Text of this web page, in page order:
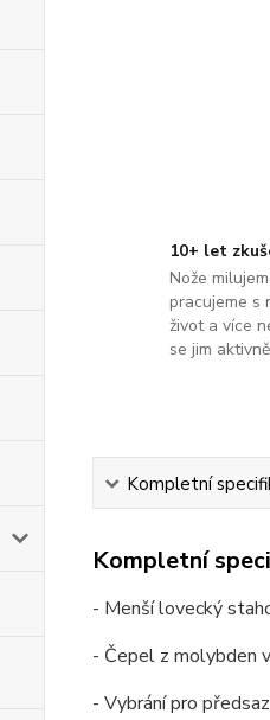
10+ let
Nože
pracujeme s
život a více
se jim
Kompletní
Kompletní
- Menší lovecký
- Čepel z molybden
- Vybrání pro